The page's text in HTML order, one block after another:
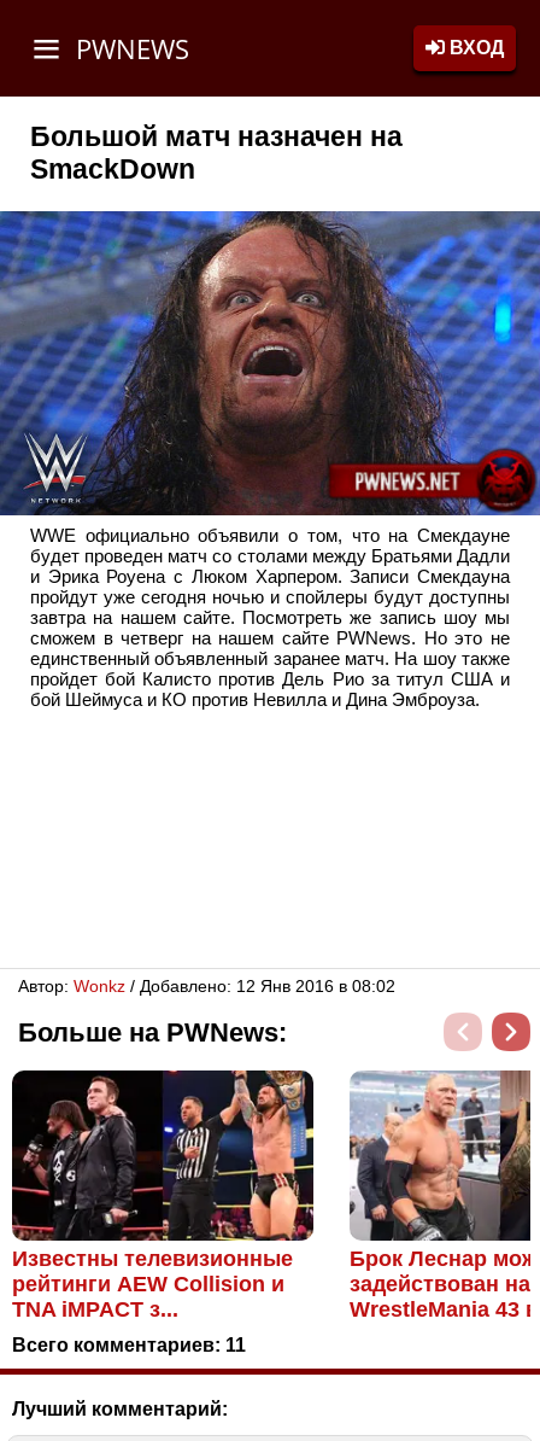
PWNEWS ВХОД
Большой матч назначен на
SmackDown
WWE официально объявили о том, что на Смекдауне
будет проведен матч со столами между Братьями Дадли
и Эрика Роуена с Люком Харпером. Записи Смекдауна
пройдут уже сегодня ночью и спойлеры будут доступны
завтра на нашем сайте. Посмотреть же запись шоу мы
сможем в четверг на нашем сайте PWNews. Но это не
единственный объявленный заранее матч. На шоу также
пройдет бой Калисто против Дель Рио за титул США и
бой Шеймуса и КО против Невилла и Дина Эмброуза.
Автор: Wonkz / Добавлено: 12 Янв 2016 в 08:02
Больше на PWNews:
Известны телевизионные
рейтинги AEW Collision и
TNA iMPACT з...
Брок Леснар
задействован на
WrestleMania 43
Всего комментариев: 11
Лучший комментарий: